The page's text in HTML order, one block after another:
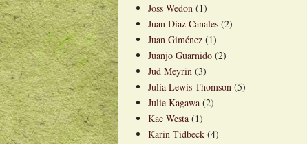
Joss Wedon (1)
Juan Diaz Canales (2)
Juan Giménez (1)
Juanjo Guarnido (2)
Jud Meyrin (3)
Julia Lewis Thomson (5)
Julie Kagawa (2)
Kae Westa (1)
Karin Tidbeck (4)